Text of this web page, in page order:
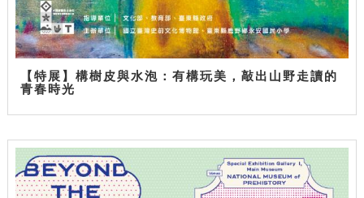
【特展】構樹皮與水泡：有構玩美，敲出山野走讀的
青春時光